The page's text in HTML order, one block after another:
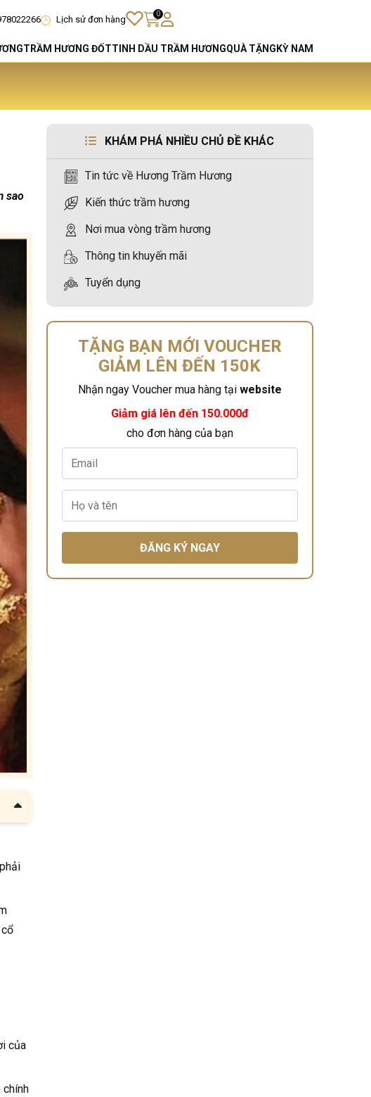
Lịch sử đơn hàng
0
TRẦM HƯƠNG ĐỐTTINH DẦU TRẦM HƯƠNGQUÀ TẶNG KỲ NAM
sao
của
chính
KHÁM PHÁ NHIỀU CHỦ ĐỀ KHÁC
Tin tức về Hương Trầm Hương
Kiến thức trầm hương
Nơi mua vòng trầm hương
Thông tin khuyến mãi
Tuyển dụng
TẶNG BẠN MỚI VOUCHER
GIẢM LÊN ĐẾN 150K
Nhận ngay Voucher mua hàng tại website
Giảm giá lên đến 150.000đ
cho đơn hàng của bạn
ĐĂNG KÝ NGAY